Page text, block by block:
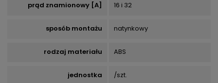
prąd znamionowy [A] 16 i 32
sposób montażu natynkowy
rodzaj materiału ABS
jednostka /szt.